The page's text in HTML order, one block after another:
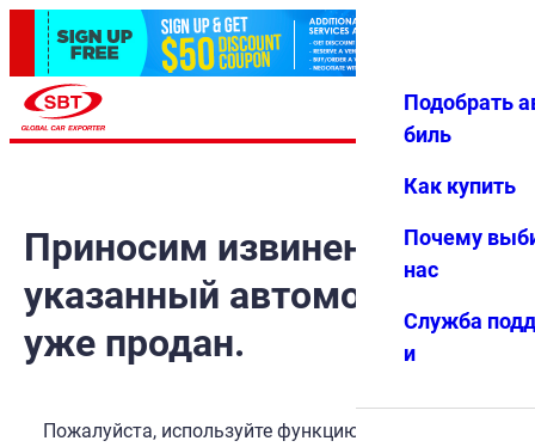
Избранн
Меню
Подобрать
биль
Как купить
Почему
нас
Служба
и
Приносим извинения, но
указанный автомобиль
уже продан.
Пожалуйста, используйте функцию поиска, чтобы